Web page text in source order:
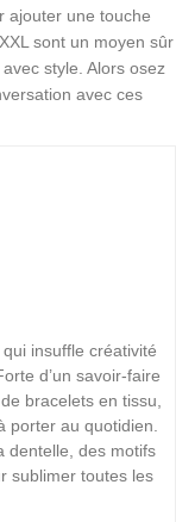
ajouter une touche
sont un moyen sûr
style. Alors osez
avec ces
insuffle créativité
d’un savoir-faire
bracelets en tissu,
porter au quotidien.
dentelle, des motifs
sublimer toutes les